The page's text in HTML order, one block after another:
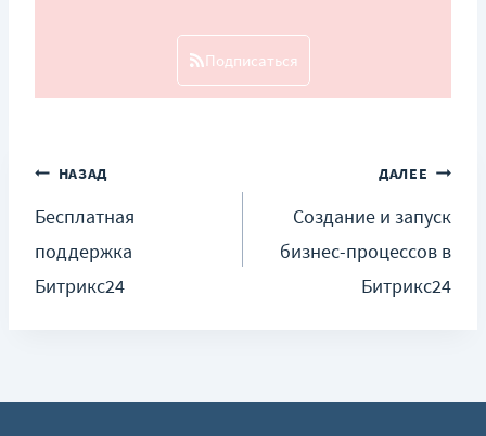
Подписаться
НАЗАД
Бесплатная
поддержка
Битрикс24
ДАЛЕЕ
Создание и запуск
бизнес-процессов в
Битрикс24